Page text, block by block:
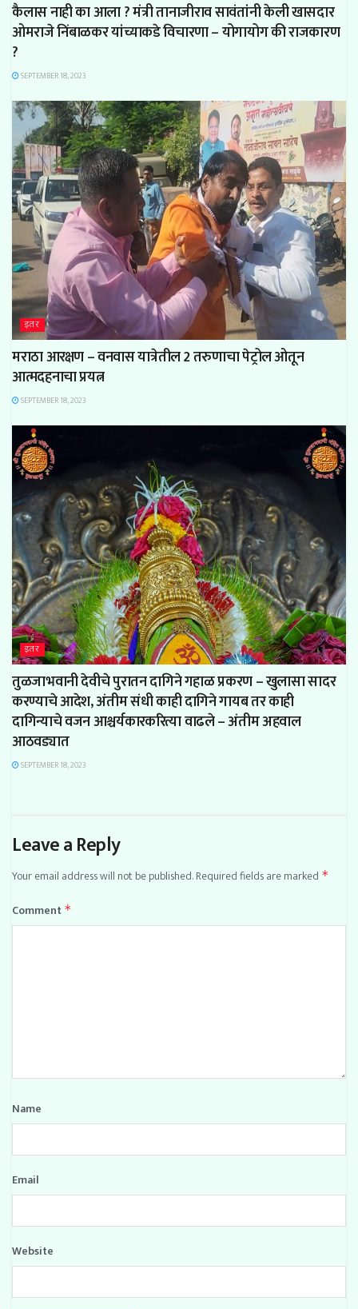
कैलास नाही का आला ? मंत्री तानाजीराव सावंतांनी केली खासदार
ओमराजे निंबाळकर यांच्याकडे विचारणा – योगायोग की राजकारण
?
SEPTEMBER 18, 2023
इतर
मराठा आरक्षण – वनवास यात्रेतील 2 तरुणाचा पेट्रोल ओतून
आत्मदहनाचा प्रयत्न
SEPTEMBER 18, 2023
इतर
तुळजाभवानी देवीचे पुरातन दागिने गहाळ प्रकरण – खुलासा सादर
करण्याचे आदेश, अंतीम संधी काही दागिने गायब तर काही
दागिन्याचे वजन आश्चर्यकारकरित्या वाढले – अंतीम अहवाल
आठवड्यात
SEPTEMBER 18, 2023
Leave a Reply
Your email address will not be published.Required fields are marked *
Comment *
Name
Email
Website